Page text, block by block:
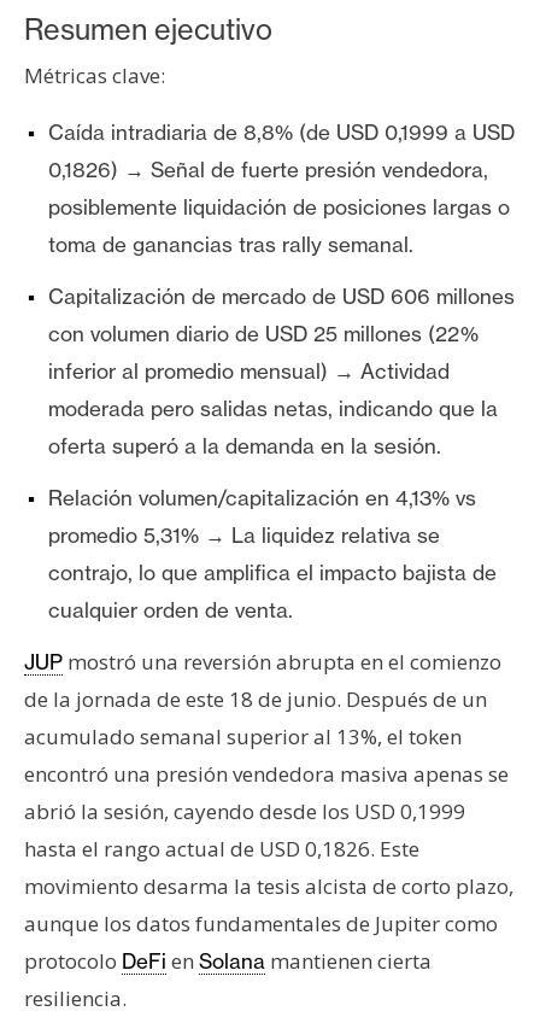
P
e
s
a
T
e
a
s
R
e
c
r
s
s
o
n
t
a
t
o
y
Resumen ejecutivo
Métricas clave:
Caída intradiaria de 8,8% (de USD 0,1999 a USD
0,1826) → Señal de fuerte presión vendedora,
posiblemente liquidación de posiciones largas o
toma de ganancias tras rally semanal.
Capitalización de mercado de USD 606 millones
con volumen diario de USD 25 millones (22%
inferior al promedio mensual) → Actividad
moderada pero salidas netas, indicando que la
oferta superó a la demanda en la sesión.
Relación volumen/capitalización en 4,13% vs
promedio 5,31% → La liquidez relativa se
contrajo, lo que amplifica el impacto bajista de
cualquier orden de venta.
JUP mostró una reversión abrupta en el comienzo
de la jornada de este 18 de junio. Después de un
acumulado semanal superior al 13%, el token
encontró una presión vendedora masiva apenas se
abrió la sesión, cayendo desde los USD 0,1999
hasta el rango actual de USD 0,1826. Este
movimiento desarma la tesis alcista de corto plazo,
aunque los datos fundamentales de Jupiter como
protocolo DeFi en Solana mantienen cierta
resiliencia.